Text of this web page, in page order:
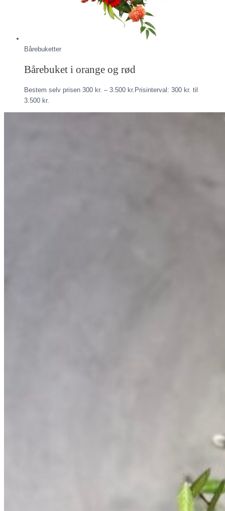
Bårebuketter
Bårebuket i orange og rød
Bestem selv prisen 300 kr. – 3.500 kr. Prisinterval: 300 kr. til
3.500 kr.